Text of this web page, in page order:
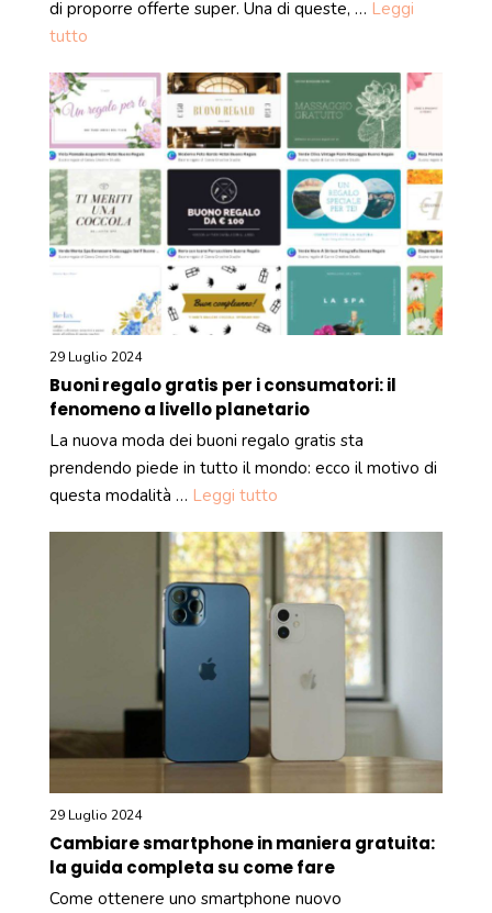
di proporre offerte super. Una di queste, … Leggi
tutto
29 Luglio 2024
Buoni regalo gratis per i consumatori: il
fenomeno a livello planetario
La nuova moda dei buoni regalo gratis sta
prendendo piede in tutto il mondo: ecco il motivo di
questa modalità … Leggi tutto
29 Luglio 2024
Cambiare smartphone in maniera gratuita:
la guida completa su come fare
Come ottenere uno smartphone nuovo